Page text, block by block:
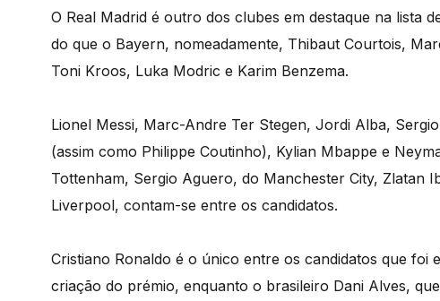
O Real Madrid é outro dos clubes em destaque na lista
do que o Bayern, nomeadamente, Thibaut Courtois,
Toni Kroos, Luka Modric e Karim Benzema.
Lionel Messi, Marc-Andre Ter Stegen, Jordi Alba,
(assim como Philippe Coutinho), Kylian Mbappe e
Tottenham, Sergio Aguero, do Manchester City, Zlatan
Liverpool, contam-se entre os candidatos.
Cristiano Ronaldo é o único entre os candidatos que foi
criação do prémio, enquanto o brasileiro Dani Alves,